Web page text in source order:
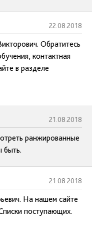
22.08.2018
Обратитесь
контактная
в разделе
21.08.2018
ранжированные
быть.
21.08.2018
На нашем сайте
поступающих.